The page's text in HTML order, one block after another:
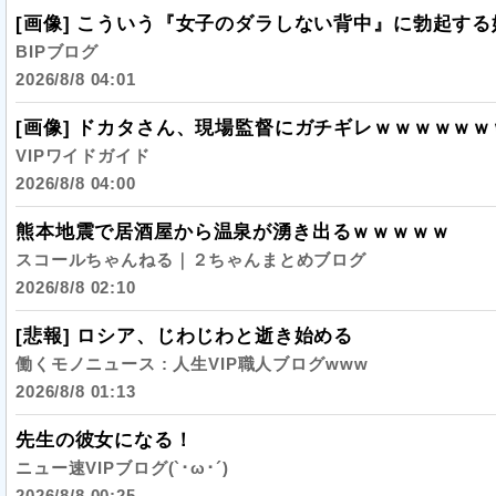
[画像] こういう『女子のダラしない背中』に勃起す
BIPブログ
2026/8/8 04:01
[画像] ドカタさん、現場監督にガチギレｗｗｗｗｗ
VIPワイドガイド
2026/8/8 04:00
熊本地震で居酒屋から温泉が湧き出るｗｗｗｗｗ
スコールちゃんねる｜２ちゃんまとめブログ
2026/8/8 02:10
[悲報] ロシア、じわじわと逝き始める
働くモノニュース : 人生VIP職人ブログwww
2026/8/8 01:13
先生の彼女になる！
ニュー速VIPブログ(`･ω･´)